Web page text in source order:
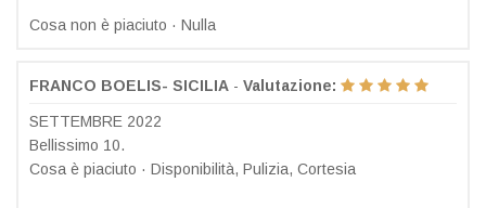
Cosa non è piaciuto · Nulla
FRANCO BOELIS- SICILIA - Valutazione:
SETTEMBRE 2022
Bellissimo 10.
Cosa è piaciuto · Disponibilità, Pulizia, Cortesia